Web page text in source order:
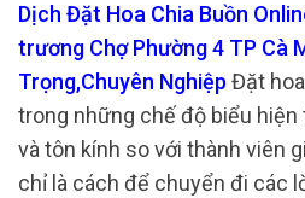
Dịch Đặt Hoa Chia Buồn
trương Chợ Phường 4 TP Cà
Trọng,Chuyên Nghiệp Đặt
trong những chế độ biểu
và tôn kính so với thành viên
chỉ là cách để chuyển đi các